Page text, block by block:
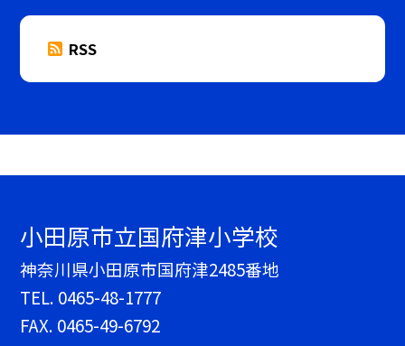
RSS
小田原市立国府津小学校
神奈川県小田原市国府津2485番地
TEL. 0465-48-1777
FAX. 0465-49-6792